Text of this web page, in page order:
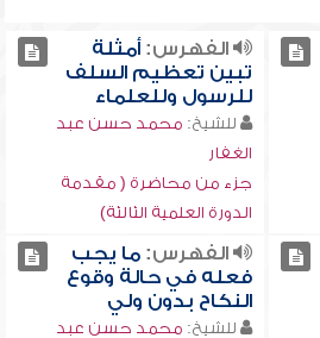
الفهرس:أمثلة
تبين تعظيم السلف
للرسول وللعلماء
للشيخ: محمد حسن عبد
الغفار
جزء من محاضرة ( مقدمة
الدورة العلمية الثالثة)
الفهرس:ما يجب
فعله في حالة وقوع
النكاح بدون ولي
للشيخ: محمد حسن عبد